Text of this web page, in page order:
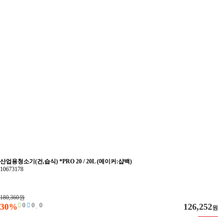
산업용청소기(건,습식) *PRO 20 / 20L (메이커:샵백)
10673178
180,360원
30% 126,252원
0 0 0